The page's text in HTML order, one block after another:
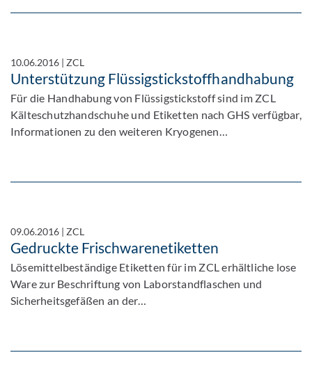
10.06.2016|ZCL
Unterstützung Flüssigstickstoffhandhabung
Für die Handhabung von Flüssigstickstoff sind im ZCL
Kälteschutzhandschuhe und Etiketten nach GHS verfügbar,
09.06.2016|ZCL
Gedruckte Frischwarenetiketten
Lösemittelbeständige Etiketten für im ZCL erhältliche lose
Ware zur Beschriftung von Laborstandflaschen und